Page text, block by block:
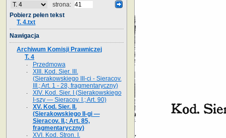
strona:
Pobierz pełen tekst
T. 4.txt
Nawigacja
Archiwum Komisji Prawniczej
T. 4
Przedmowa
XIII. Kod. Sier. III.
(Sierakowskiego III-ci - Sieracov.
III.; Art. 1 - 28, fragmentaryczny)
XIV. Kod. Sier. I (Sierakowskiego
I-szy — Sieracov. I.; Art. 90)
XV. Kod. Sier. II.
(Sierakowskiego II-gi —
Sieracov. II.; Art. 85,
fragmentaryczny)
XVI. Kod. Stron. I.